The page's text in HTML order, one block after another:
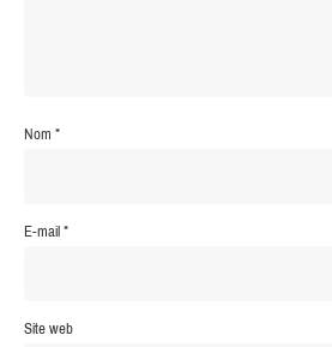
Nom*
E-mail*
Site web